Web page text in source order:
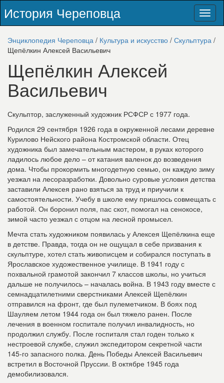
История Череповца
Энциклопедия Череповца / Культура и искусство / Скульптура /
Щепёлкин Алексей Васильевич
Щепёлкин Алексей
Васильевич
Скульптор, заслуженный художник РСФСР с 1977 года.
Родился 29 сентября 1926 года в окруженной лесами деревне
Курилово Нейского района Костромской области. Отец
художника был замечательным мастером, в руках которого
ладилось любое дело – от катания валенок до возведения
дома. Чтобы прокормить многодетную семью, он каждую зиму
уезжал на лесоразработки. Довольно суровые условия детства
заставили Алексея рано взяться за труд и приучили к
самостоятельности. Учебу в школе ему пришлось совмещать с
работой. Он боронил поля, пас скот, помогал на сенокосе,
зимой часто уезжал с отцом на лесной промысел.
Мечта стать художником появилась у Алексея Щепёлкина еще
в детстве. Правда, тогда он не ощущал в себе призвания к
скульптуре, хотел стать живописцем и собирался поступать в
Ярославское художественное училище. В 1941 году с
похвальной грамотой закончил 7 классов школы, но учиться
дальше не получилось – началась война. В 1943 году вместе с
семнадцатилетними сверстниками Алексей Щепёлкин
отправился на фронт, где был пулеметчиком. В боях под
Шауляем летом 1944 года он был тяжело ранен. После
лечения в военном госпитале получил инвалидность, но
продолжил службу. После госпиталя стал годен только к
нестроевой службе, служил экспедитором секретной части
145-го запасного полка. День Победы Алексей Васильевич
встретил в Восточной Пруссии. В октябре 1945 года
демобилизовался.